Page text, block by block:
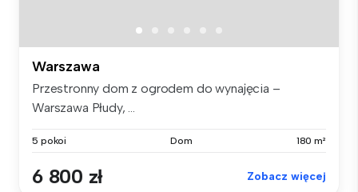
Warszawa
Przestronny dom z ogrodem do wynajęcia –
Warszawa Płudy, ...
5 pokoi Dom 180 m²
6 800 zł Zobacz więcej